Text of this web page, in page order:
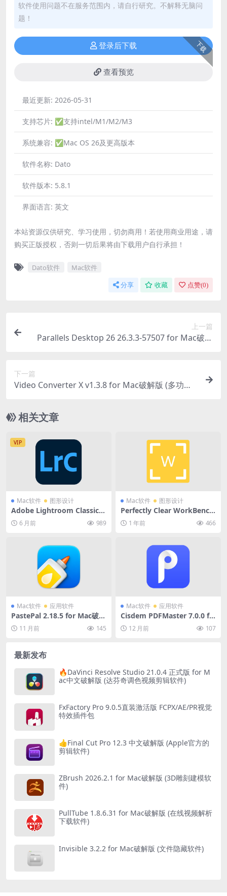
软件使用问题不在服务范围内，请自行研究。不解释无脑问
题！
下载
登录后下载
查看预览
最近更新: 2026-05-31
支持芯片: ✅支持intel/M1/M2/M3
系统兼容: ✅Mac OS 26及更高版本
软件名称: Dato
软件版本: 5.8.1
界面语言: 英文
本站资源仅供研究、学习使用，切勿商用！若使用商业用途，请
购买正版授权，否则一切后果将由下载用户自行承担！
Dato软件 Mac软件
分享 收藏 点赞(0)
上一篇
Parallels Desktop 26 26.3.3-57507 for Mac破解
下一篇
Video Converter X v1.3.8 for Mac破解版 (多功能
相关文章
VIP
Mac软件 图形设计
Adobe Lightroom Classic 2
026 15.1.1 for Mac破解版
(专业级照片管理编辑软件)
6 月前 989
Mac软件 图形设计
Perfectly Clear WorkBench
4.6.1.2721 for Mac中文破解
版 (图片优化软件)
1 年前 466
Mac软件 应用软件
PastePal 2.18.5 for Mac破解
版 (Apple全平台剪贴板软件)
11 月前 145
Mac软件 应用软件
Cisdem PDFMaster 7.0.0 fo
r Mac破解版 (PDF编辑转换软
件) 12 月前 107
最新发布
🔥DaVinci Resolve Studio 21.0.4 正式版 for M
ac中文破解版 (达芬奇调色视频剪辑软件)
FxFactory Pro 9.0.5直装激活版 FCPX/AE/PR视觉
特效插件包
👍Final Cut Pro 12.3 中文破解版 (Apple官方的
剪辑软件)
ZBrush 2026.2.1 for Mac破解版 (3D雕刻建模软
件)
PullTube 1.8.6.31 for Mac破解版 (在线视频解析
下载软件)
Invisible 3.2.2 for Mac破解版 (文件隐藏软件)